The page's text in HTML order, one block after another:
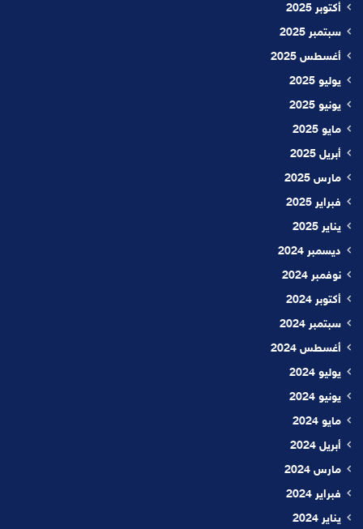
أكتوبر 2025
سبتمبر 2025
أغسطس 2025
يوليو 2025
يونيو 2025
مايو 2025
أبريل 2025
مارس 2025
فبراير 2025
يناير 2025
ديسمبر 2024
نوفمبر 2024
أكتوبر 2024
سبتمبر 2024
أغسطس 2024
يوليو 2024
يونيو 2024
مايو 2024
أبريل 2024
مارس 2024
فبراير 2024
يناير 2024